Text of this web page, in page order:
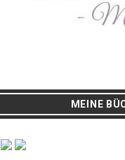
MEINE